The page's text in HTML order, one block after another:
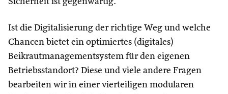
Ist die Digitalisierung der richtige Weg und welche
Chancen bietet ein optimiertes (digitales)
Beikrautmanagementsystem für den eigenen
Betriebsstandort? Diese und viele andere Fragen
bearbeiten wir in einer vierteiligen modularen